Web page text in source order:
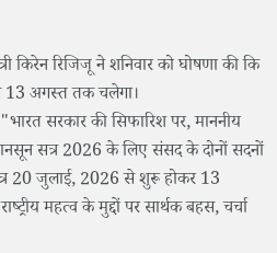
किरेन रिजिजू ने शनिवार को घोषणा की कि
13 अगस्त तक चलेगा।
सरकार की सिफारिश पर, माननीय
मानसून सत्र 2026 के लिए संसद के दोनों सदनों
20 जुलाई, 2026 से शुरू होकर 13
महत्व के मुद्दों पर सार्थक बहस, चर्चा